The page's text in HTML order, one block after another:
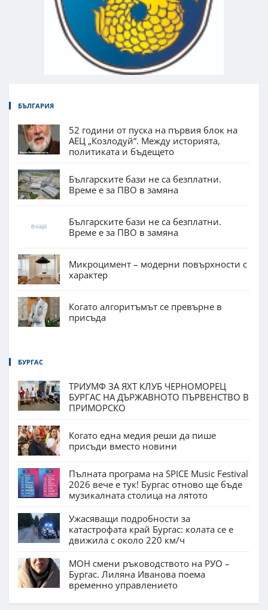
БЪЛГАРИЯ
52 години от пуска на първия блок на
АЕЦ „Козлодуй“. Между историята,
политиката и бъдещето
Българските бази не са безплатни.
Време е за ПВО в замяна
Българските бази не са безплатни.
Време е за ПВО в замяна
Микроцимент – модерни повърхности с
характер
Когато алгоритъмът се превърне в
присъда
БУРГАС
ТРИУМФ ЗА ЯХТ КЛУБ ЧЕРНОМОРЕЦ
БУРГАС НА ДЪРЖАВНОТО ПЪРВЕНСТВО В
ПРИМОРСКО
Когато една медия реши да пише
присъди вместо новини
Пълната програма на SPICE Music Festival
2026 вече е тук! Бургас отново ще бъде
музикалната столица на лятото
Ужасяващи подробности за
катастрофата край Бургас: колата се е
движила с около 220 км/ч
МОН смени ръководството на РУО –
Бургас. Лиляна Иванова поема
временно управлението